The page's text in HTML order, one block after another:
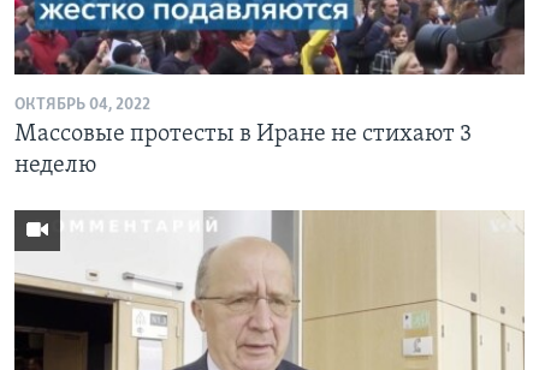
Learning English
СОЦИАЛЬНЫЕ СЕТИ
Языки
ОКТЯБРЬ 04, 2022
Массовые протесты в Иране не стихают 3
неделю